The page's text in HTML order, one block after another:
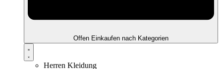
Offen Einkaufen nach Kategorien
Herren Kleidung